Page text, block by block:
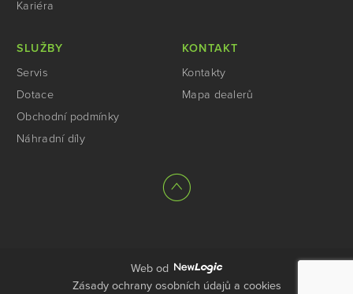
Kariéra
SLUŽBY
Servis
Dotace
Obchodní podmínky
Náhradní díly
KONTAKT
Kontakty
Mapa dealerů
Web od
Zásady ochrany osobních údajů a cookies